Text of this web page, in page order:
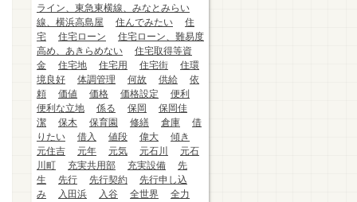
ライン、東急東横線、みなとみらい
線、横浜高島屋
住んでみたい
住
宅
住宅ローン
住宅ローン、難易度
高め、あきらめない
住宅取得等資
金
住宅地 住宅用 住宅街
住環
境良好
体調管理 何故 供給
依
頼
価値 価格 価格設定
便利
便利な立地
係る 保岡
保岡佳
潔
保木 保育園 修繕 倉庫
借
りたい
借入 値段 偉大
傾き
元住吉
元年 元気 元石川
元石
川町
充実共用部 充実設備
先
生
先行 先行契約
先行申し込
み
入田浜 入谷 全世界
全力